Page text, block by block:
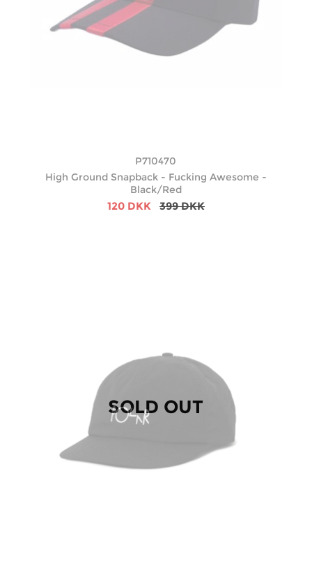
P710470
High Ground Snapback - Fucking Awesome -
Black/Red
120 DKK 399 DKK
SOLD OUT